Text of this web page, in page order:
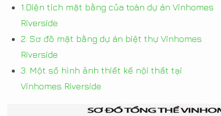
1.Diện tích mặt bằng của toàn dự án Vinhomes
Riverside
2. Sơ đồ mặt bằng dự án biệt thự Vinhomes
Riverside
3. Một số hình ảnh thiết kế nội thất tại
Vinhomes Riverside